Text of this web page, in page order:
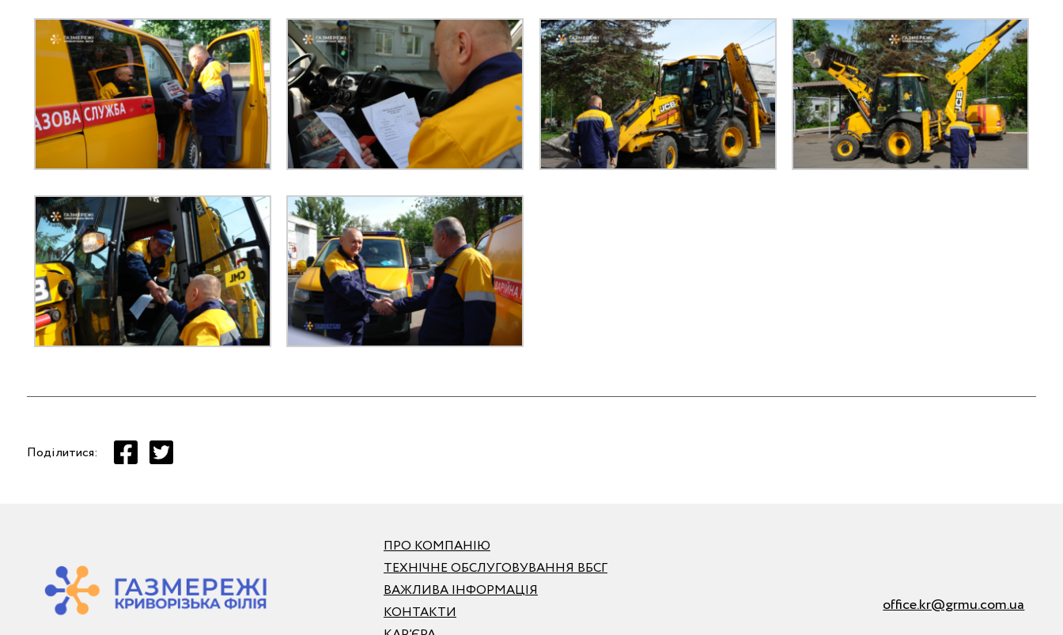
Поділитися:
ПРО КОМПАНІЮ
ТЕХНІЧНЕ ОБСЛУГОВУВАННЯ ВБСГ
ВАЖЛИВА ІНФОРМАЦІЯ
КОНТАКТИ
office.kr@grmu.com.ua